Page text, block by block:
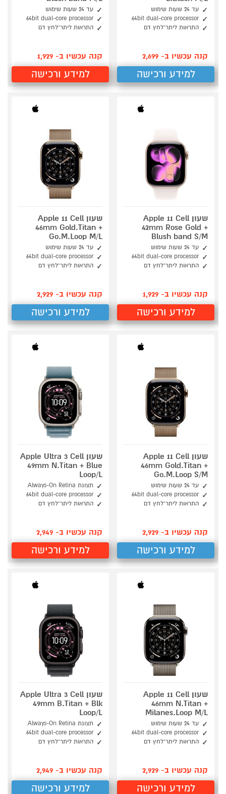
עד 24 שעות שימוש
64bit dual-core processor
התראות ליתר־לחץ דם
קנה עכשיו ב- 2,699
למידע ורכישה
עד 24 שעות שימוש
64bit dual-core processor
התראות ליתר־לחץ דם
קנה עכשיו ב- 1,929
למידע ורכישה
שעון Apple 11 Cell
42mm Rose Gold +
Blush band S/M
עד 24 שעות שימוש
64bit dual-core processor
התראות ליתר־לחץ דם
קנה עכשיו ב- 1,929
למידע ורכישה
שעון Apple 11 Cell
46mm Gold.Titan +
Go.M.Loop M/L
עד 24 שעות שימוש
64bit dual-core processor
התראות ליתר־לחץ דם
קנה עכשיו ב- 2,929
למידע ורכישה
שעון Apple 11 Cell
46mm Gold.Titan +
Go.M.Loop S/M
עד 24 שעות שימוש
64bit dual-core processor
התראות ליתר־לחץ דם
קנה עכשיו ב- 2,929
למידע ורכישה
שעון Apple Ultra 3 Cell
49mm N.Titan + Blue
Loop/L
תצוגת Always-On Retina
64bit dual-core processor
התראות ליתר־לחץ דם
קנה עכשיו ב- 2,949
למידע ורכישה
שעון Apple 11 Cell
46mm N.Titan +
Milanes.Loop M/L
עד 24 שעות שימוש
64bit dual-core processor
התראות ליתר־לחץ דם
קנה עכשיו ב- 2,929
למידע ורכישה
שעון Apple Ultra 3 Cell
49mm B.Titan + Blk
Loop/L
תצוגת Always-On Retina
64bit dual-core processor
התראות ליתר־לחץ דם
קנה עכשיו ב- 2,949
למידע ורכישה